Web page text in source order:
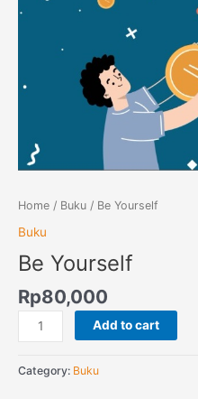
Home / Buku / Be Yourself
Buku
Be Yourself
Rp80,000
Add to cart
Category: Buku